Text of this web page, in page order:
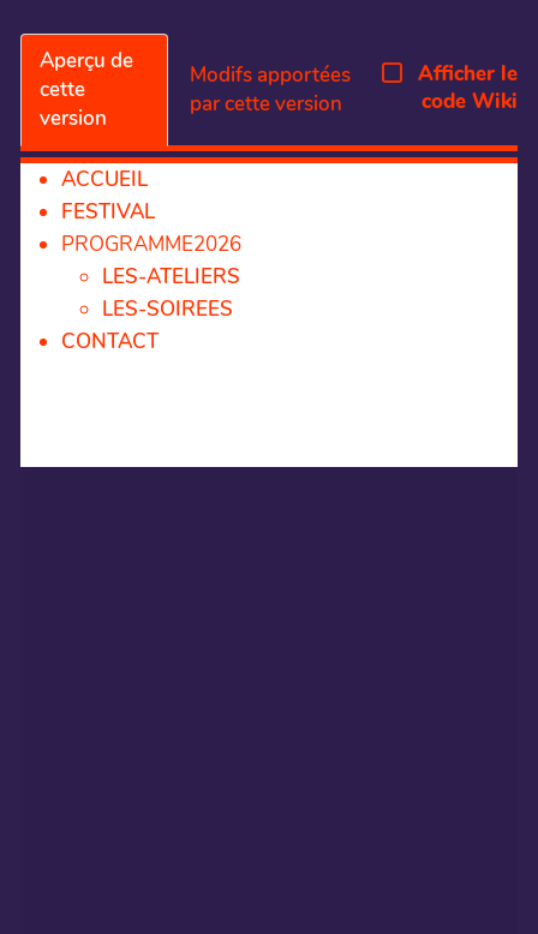
Aperçu de
cette
version
Modifs apportées
par cette version
Afficher le
code Wiki